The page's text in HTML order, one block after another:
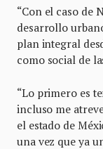
“Con el caso de
desarrollo
plan integral
como social de
“Lo primero es
incluso me
el estado de
una vez que ya